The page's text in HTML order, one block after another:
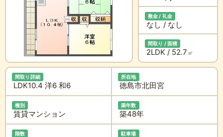
敷金 / 礼金
なし / なし
間取り / 面積
2LDK / 52.7 ㎡
間取り詳細
LDK10.4 洋6 和6
所在地
徳島市北田宮
種別
賃貸マンション
築年数
築48年
階数 駐車場